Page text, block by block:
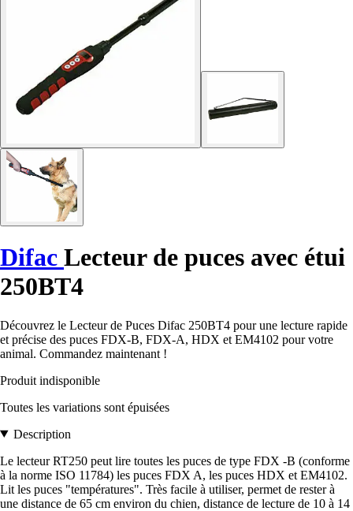
Difac Lecteur de puces avec étui
250BT4
Découvrez le Lecteur de Puces Difac 250BT4 pour une lecture rapide
et précise des puces FDX-B, FDX-A, HDX et EM4102 pour votre
animal. Commandez maintenant !
Produit indisponible
Toutes les variations sont épuisées
Description
Le lecteur RT250 peut lire toutes les puces de type FDX -B (conforme
à la norme ISO 11784) les puces FDX A, les puces HDX et EM4102.
Lit les puces "températures". Très facile à utiliser, permet de rester à
une distance de 65 cm environ du chien, distance de lecture de 10 à 14